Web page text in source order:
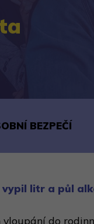
BEZPEČÍ
litr a půl
do